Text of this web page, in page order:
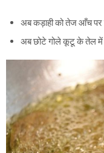
अब कड़ाही को तेज आँच
अब छोटे गोले कूटू के तेल में